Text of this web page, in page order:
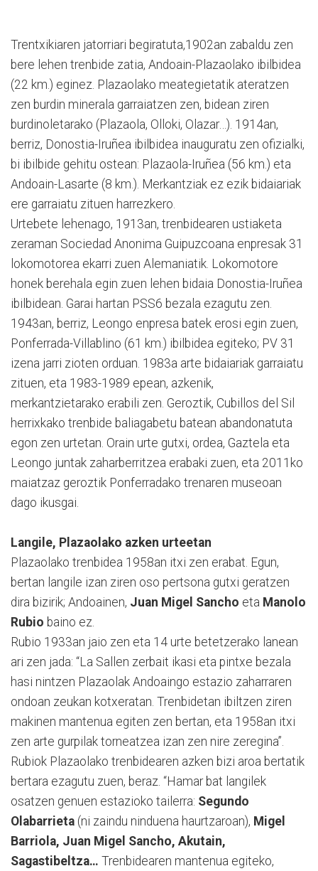
Trentxikiaren jatorriari begiratuta,1902an zabaldu zen
bere lehen trenbide zatia, Andoain-Plazaolako ibilbidea
(22 km.) eginez. Plazaolako meategietatik ateratzen
zen burdin minerala garraiatzen zen, bidean ziren
burdinoletarako (Plazaola, Olloki, Olazar…). 1914an,
berriz, Donostia-Iruñea ibilbidea inauguratu zen ofizialki,
bi ibilbide gehitu ostean: Plazaola-Iruñea (56 km.) eta
Andoain-Lasarte (8 km.). Merkantziak ez ezik bidaiariak
ere garraiatu zituen harrezkero.
Urtebete lehenago, 1913an, trenbidearen ustiaketa
zeraman Sociedad Anonima Guipuzcoana enpresak 31
lokomotorea ekarri zuen Alemaniatik. Lokomotore
honek berehala egin zuen lehen bidaia Donostia-Iruñea
ibilbidean. Garai hartan PSS6 bezala ezagutu zen.
1943an, berriz, Leongo enpresa batek erosi egin zuen,
Ponferrada-Villablino (61 km.) ibilbidea egiteko; PV 31
izena jarri zioten orduan. 1983a arte bidaiariak garraiatu
zituen, eta 1983-1989 epean, azkenik,
merkantzietarako erabili zen. Geroztik, Cubillos del Sil
herrixkako trenbide baliagabetu batean abandonatuta
egon zen urtetan. Orain urte gutxi, ordea, Gaztela eta
Leongo juntak zaharberritzea erabaki zuen, eta 2011ko
maiatzaz geroztik Ponferradako trenaren museoan
dago ikusgai.
Langile, Plazaolako azken urteetan
Plazaolako trenbidea 1958an itxi zen erabat. Egun,
bertan langile izan ziren oso pertsona gutxi geratzen
dira bizirik; Andoainen, Juan Migel Sancho eta Manolo
Rubio baino ez.
Rubio 1933an jaio zen eta 14 urte betetzerako lanean
ari zen jada: “La Sallen zerbait ikasi eta pintxe bezala
hasi nintzen Plazaolak Andoaingo estazio zaharraren
ondoan zeukan kotxeratan. Trenbidetan ibiltzen ziren
makinen mantenua egiten zen bertan, eta 1958an itxi
zen arte gurpilak torneatzea izan zen nire zeregina”.
Rubiok Plazaolako trenbidearen azken bizi aroa bertatik
bertara ezagutu zuen, beraz. “Hamar bat langilek
osatzen genuen estazioko tailerra: Segundo
Olabarrieta (ni zaindu ninduena haurtzaroan), Migel
Barriola, Juan Migel Sancho, Akutain,
Sagastibeltza… Trenbidearen mantenua egiteko,